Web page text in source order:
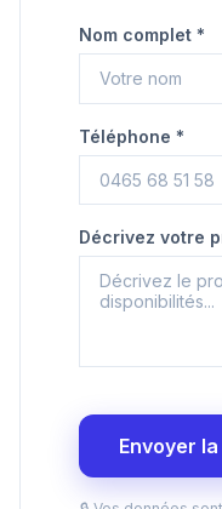
Nom complet *
Téléphone *
Décrivez votre
Envoyer